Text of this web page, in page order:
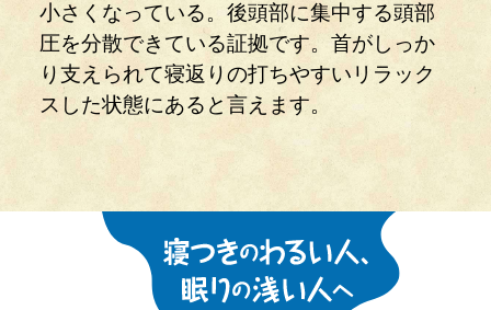
小さくなっている。後頭部に集中する頭部
圧を分散できている証拠です。首がしっか
り支えられて寝返りの打ちやすいリラック
スした状態にあると言えます。